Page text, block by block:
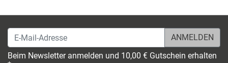
E-Mail-Adresse
Beim Newsletter anmelden und 10,00 € Gutschein erhalten